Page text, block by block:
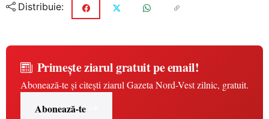
Distribuie:
Primește ziarul gratuit pe email!
Abonează-te și citești ziarul Gazeta Nord-Vest zilnic, gratuit.
Abonează-te